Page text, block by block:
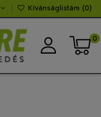
Kívánságlistám (0)
0